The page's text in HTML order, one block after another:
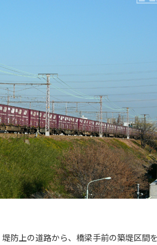
防上の道路から、橋梁手前の築堤区間